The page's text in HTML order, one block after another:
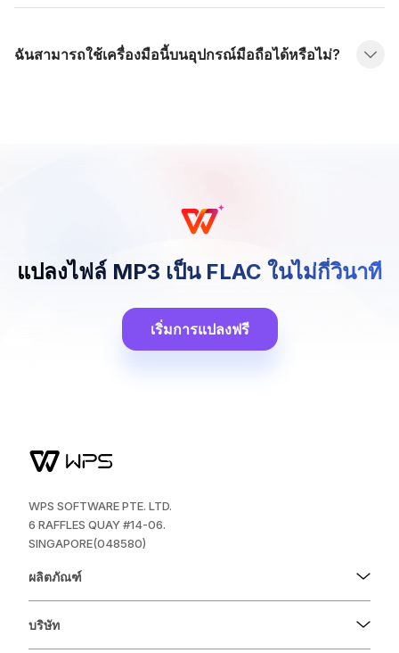
ฉันสามารถใช้เครื่องมือนี้บนอุปกรณ์มือถือได้หรือไม่?
แปลงไฟล์ MP3 เป็น FLAC ในไม่กี่วินาที
เริ่มการแปลงฟรี
WPS SOFTWARE PTE. LTD.
6 RAFFLES QUAY #14-06.
SINGAPORE(048580)
ผลิตภัณฑ์
บริษัท